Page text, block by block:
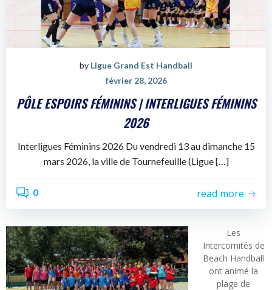
by Ligue Grand Est Handball
février 28, 2026
PÔLE ESPOIRS FÉMININS | INTERLIGUES FÉMININS
2026
Interligues Féminins 2026 Du vendredi 13 au dimanche 15
mars 2026, la ville de Tournefeuille (Ligue […]
0 read more
Les
Intercomités de
Beach Handball
ont animé la
plage de